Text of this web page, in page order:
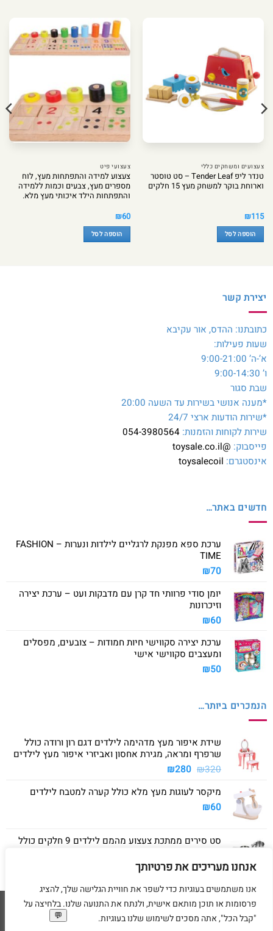
אנחנו מעריכים את פרטיותך
אנו משתמשים בעוגיות כדי לשפר את חוויית הגלישה שלך, להציג
פרסומות או תוכן מותאם אישית, ולנתח את התנועה שלנו. בלחיצה על
"קבל הכל", אתה מסכים לשימוש שלנו בעוגיות.
צעצועים ומשחקים כללי
טנדר ליפ Tender Leaf – סט טוסטר
וארוחת בוקר למשחק מעץ 15 חלקים
₪115
הוספה לסל
צעצועי פיט
צעצוע למידה והתפתחות מעץ, לוח
מספרים מעץ, צבעים וכמות ללמידה
והתפתחות הילד איכותי מעץ מלא.
₪60
הוספה לסל
יצירת קשר
כתובתנו: ההדס, אור עקיבא
שעות פעילות:
א’-ה’ 9:00-21:00
ו’ 9:00-14:30
שבת סגור
*מענה אנושי בשירות עד השעה 20:00
*שירות הודעות ארצי 24/7
שירות לקוחות והזמנות: 054-3980564
פייסבוק: @toysale.co.il
אינסטגרם: toysalecoil
חדשים באתר…
ערכת ספא מפנקת לרגליים לילדות ונערות – FASHION
TIME
₪70
יומן סודי פרוותי חד קרן עם מדבקות ועט – ערכת יצירה
וזיכרונות
₪60
ערכת יצירה סקווישי חיות חמודות – צובעים, מפסלים
ומעצבים סקווישי אישי
₪50
הנמכרים ביותר…
שידת איפור מעץ מדהימה לילדים דגם רון ורודה כולל
שרפרף ומראה, מגירת אחסון ואביזרי איפור מעץ לילדים
₪320
המחיר
היה:
₪280 המחיר
הוא:
מיקסר לעוגות מעץ מלא כולל קערה למטבח לילדים
₪60
סט סירים ממתכת צעצוע מהמם לילדים 9 חלקים כולל
₪40
Visa
MasterCard
American
Express
Visa